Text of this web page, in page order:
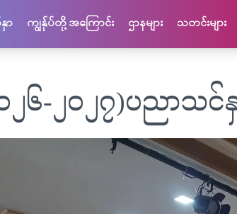
ာ ကျွန်ုပ်တို့ အကြောင်း ဌာနများ သတင်းများ
၂၆-၂၀၂၇)ပညာသ